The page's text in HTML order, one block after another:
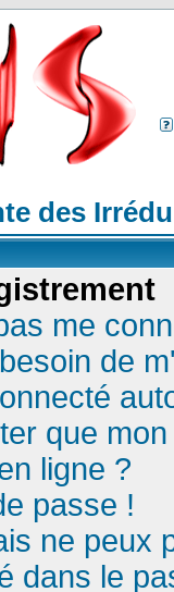
des
me
de
que
ligne ?
passe !
ne peux
dans le